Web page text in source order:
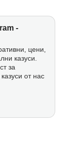
-
цени,
казуси.
за
от нас